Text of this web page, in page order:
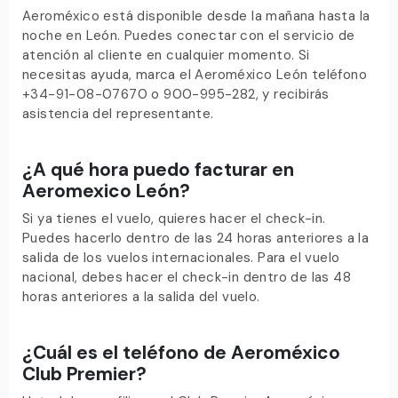
Aeroméxico está disponible desde la mañana hasta la
noche en León. Puedes conectar con el servicio de
atención al cliente en cualquier momento. Si
necesitas ayuda, marca el Aeroméxico León teléfono
+34-91-08-07670 o 900-995-282, y recibirás
asistencia del representante.
¿A qué hora puedo facturar en
Aeromexico León?
Si ya tienes el vuelo, quieres hacer el check-in.
Puedes hacerlo dentro de las 24 horas anteriores a la
salida de los vuelos internacionales. Para el vuelo
nacional, debes hacer el check-in dentro de las 48
horas anteriores a la salida del vuelo.
¿Cuál es el teléfono de Aeroméxico
Club Premier?